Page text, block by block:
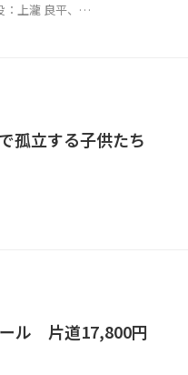
：上瀧 良平、…
孤立する子供たち
ル 片道17,800円